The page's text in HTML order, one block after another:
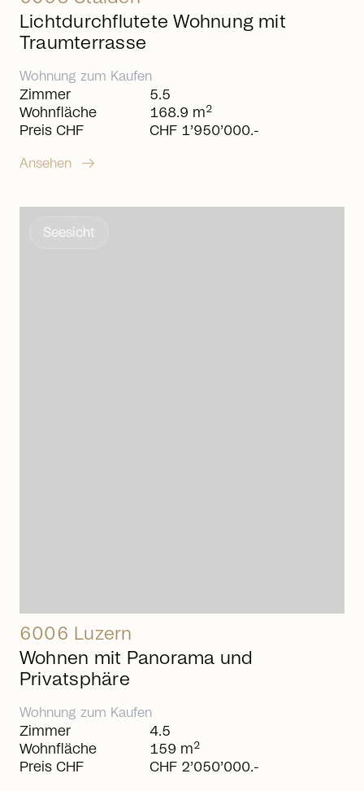
Lichtdurchflutete Wohnung mit
Traumterrasse
Wohnung zum Kaufen
Zimmer
Wohnfläche
Preis CHF
5.5
168.9 m2
CHF 1’950’000.-
Ansehen arrow_right_alt
Seesicht
6006 Luzern
Wohnen mit Panorama und
Privatsphäre
Wohnung zum Kaufen
Zimmer
Wohnfläche
Preis CHF
4.5
159 m2
CHF 2’050’000.-